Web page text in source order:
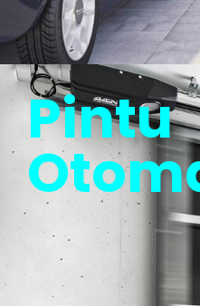
Pintu